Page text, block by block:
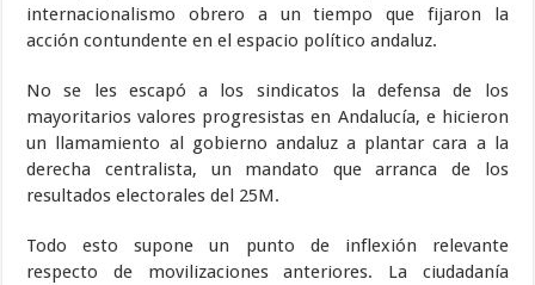
internacionalismo obrero a un tiempo que fijaron la
acción contundente en el espacio político andaluz.
No se les escapó a los sindicatos la defensa de los
mayoritarios valores progresistas en Andalucía, e hicieron
un llamamiento al gobierno andaluz a plantar cara a la
derecha centralista, un mandato que arranca de los
resultados electorales del 25M.
Todo esto supone un punto de inflexión relevante
respecto de movilizaciones anteriores. La ciudadanía